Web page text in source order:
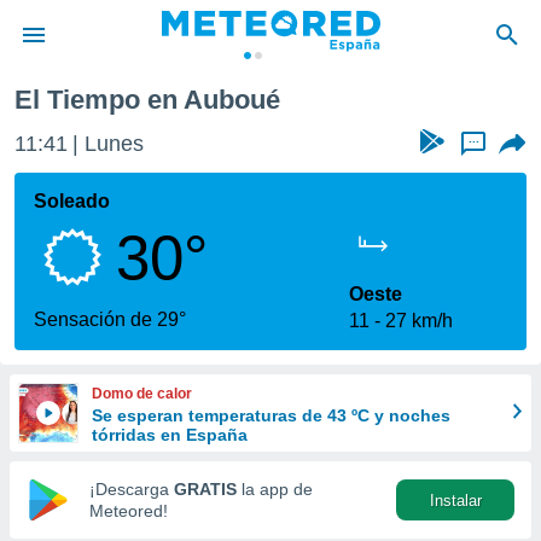
de
por
que se
calidad.
a este
las
y
forma
digital
basada
El Tiempo en Auboué
11:41 Lunes ...
Soleado
30°
Sensación de 29°
Oeste
11
27 km/h
Domo de calor
Se esperan temperaturas de 43 ºC y noches
tórridas en España
¡Descarga GRATIS la app de
Meteored!
Instalar